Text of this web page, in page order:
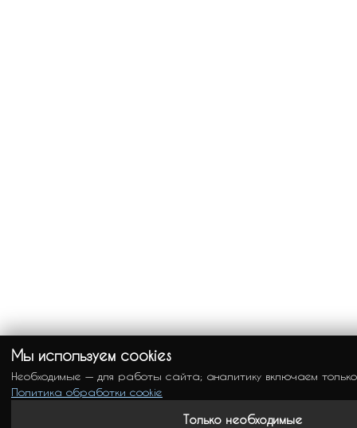
Мы используем cookies
Необходимые — для работы сайта; аналитику включаем
Политика обработки cookie
Только необходимые